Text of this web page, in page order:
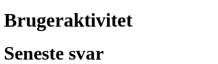
Brugeraktivitet
Seneste svar